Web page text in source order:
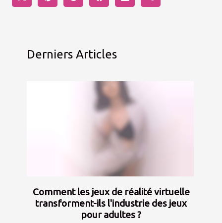
Derniers Articles
Comment les jeux de réalité virtuelle
transforment-ils l'industrie des jeux
pour adultes ?